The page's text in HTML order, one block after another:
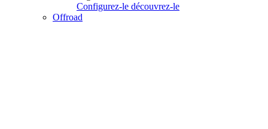
Configurez-le découvrez-le
Offroad